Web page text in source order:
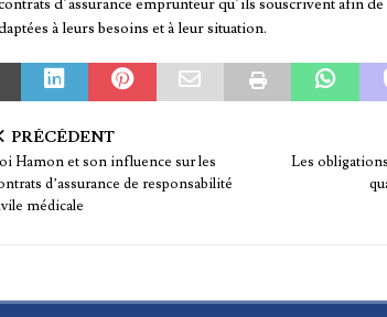
d’assurance emprunteur qu’ils souscrivent afin de
à leurs besoins et à leur situation.
PRÉCÉDENT
Hamon et son influence sur les
d’assurance de responsabilité
médicale
Les